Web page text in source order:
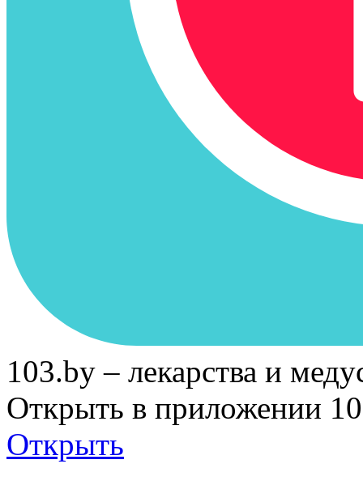
103.by – лекарства и
Открыть в приложении
Открыть